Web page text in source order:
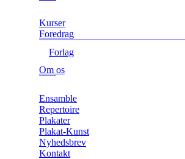
Kurser
Foredrag
Forlag
Om os
Ensamble
Repertoire
Plakater
Plakat-Kunst
Nyhedsbrev
Kontakt